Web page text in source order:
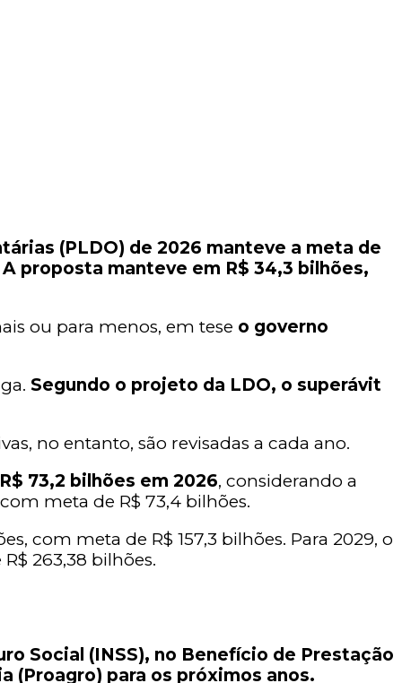
(PLDO) de 2026 manteve a meta de
A proposta manteve em R$ 34,3 bilhões,
ou para menos, em tese o governo
Segundo o projeto da LDO, o superávit
no entanto, são revisadas a cada ano.
73,2 bilhões em 2026, considerando a
meta de R$ 73,4 bilhões.
com meta de R$ 157,3 bilhões. Para 2029, o
263,38 bilhões.
Social (INSS), no Benefício de Prestação
(Proagro) para os próximos anos.